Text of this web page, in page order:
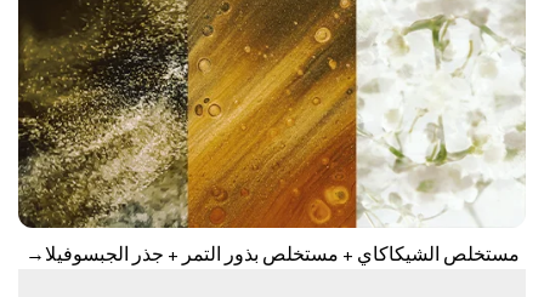
مستخلص الشيكاكاي + مستخلص بذور التمر + جذر الجبسوفيلا→